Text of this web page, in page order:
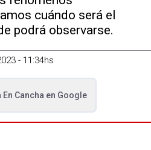
cuándo será el
podrá observarse.
- 11:34hs
En Cancha en Google